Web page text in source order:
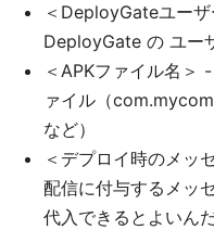
＜DeployGateユー
DeployGate の ユー
＜APKファイル名＞
ァイル（
など）
＜デプロイ時のメッ
配信に付与するメッ
代入できるとよいん